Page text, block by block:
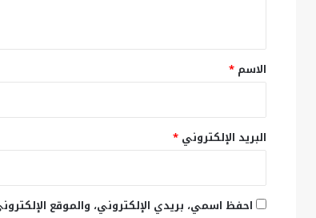
*
الاسم *
البريد الإلكتروني *
احفظ اسمي، بريدي الإلكتروني، والموقع